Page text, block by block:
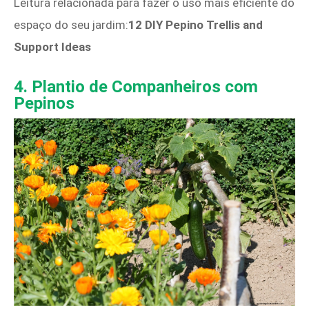
Leitura relacionada para fazer o uso mais eficiente do
espaço do seu jardim:12 DIY Pepino Trellis and
Support Ideas
4. Plantio de Companheiros com
Pepinos